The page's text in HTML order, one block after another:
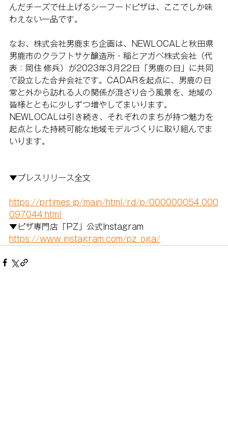
んだチーズで仕上げるシーフードピザは、ここでしか味
わえない一品です。
なお、株式会社男鹿まち企画は、NEWLOCALと秋田県
男鹿市のクラフトサケ醸造所・稲とアガベ株式会社（代
表：岡住 修兵）が2023年3月22日「男鹿の日」に共同
で設立した合弁会社です。CADARを起点に、男鹿の日
常と外から訪れる人の関係が混ざり合う風景を、地域の
皆様とともに少しずつ増やしてまいります。
NEWLOCALは引き続き、それぞれのまちが持つ魅力を
起点とした持続可能な地域モデルづくりに取り組んでま
いります。
▼プレスリリース全文
https://prtimes.jp/main/html/rd/p/000000054.000
097044.html
▼ピザ専門店「PZ」公式Instagram
https://www.instagram.com/pz_oga/